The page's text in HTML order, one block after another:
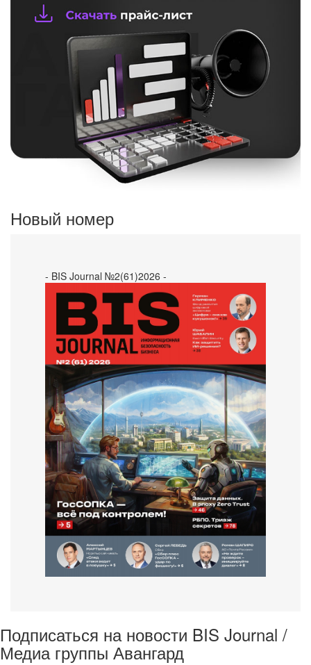
Новый номер
- BIS Journal №2(61)2026 -
Подписаться на новости BIS Journal /
Медиа группы Авангард